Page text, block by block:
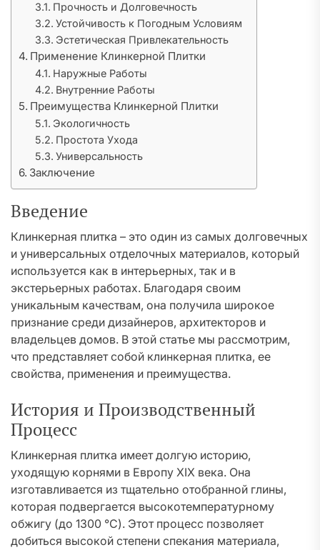
Прочность и Долговечность
Устойчивость к Погодным Условиям
Эстетическая Привлекательность
Применение Клинкерной Плитки
Наружные Работы
Внутренние Работы
Преимущества Клинкерной Плитки
Экологичность
Простота Ухода
Универсальность
Заключение
Введение
Клинкерная плитка – это один из самых долговечных
и универсальных отделочных материалов, который
используется как в интерьерных, так и в
экстерьерных работах. Благодаря своим
уникальным качествам, она получила широкое
признание среди дизайнеров, архитекторов и
владельцев домов. В этой статье мы рассмотрим,
что представляет собой клинкерная плитка, ее
свойства, применения и преимущества.
История и Производственный
Процесс
Клинкерная плитка имеет долгую историю,
уходящую корнями в Европу XIX века. Она
изготавливается из тщательно отобранной глины,
которая подвергается высокотемпературному
обжигу (до 1300 °C). Этот процесс позволяет
добиться высокой степени спекания материала,